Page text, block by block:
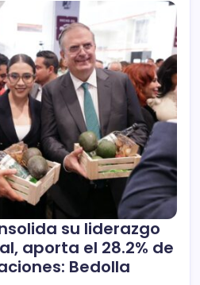
su liderazgo
aporta el 28.2% de
Bedolla